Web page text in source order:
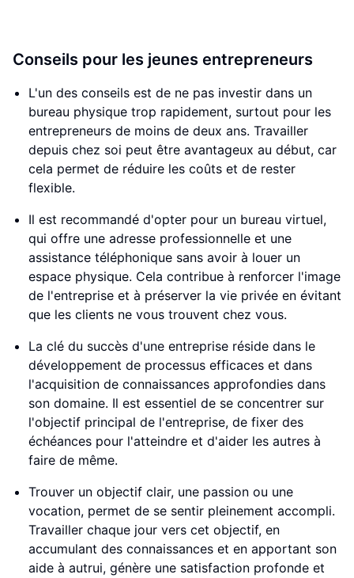
Conseils pour les jeunes entrepreneurs
L'un des conseils est de ne pas investir dans un
bureau physique trop rapidement, surtout pour les
entrepreneurs de moins de deux ans. Travailler
depuis chez soi peut être avantageux au début, car
cela permet de réduire les coûts et de rester
flexible.
Il est recommandé d'opter pour un bureau virtuel,
qui offre une adresse professionnelle et une
assistance téléphonique sans avoir à louer un
espace physique. Cela contribue à renforcer l'image
de l'entreprise et à préserver la vie privée en évitant
que les clients ne vous trouvent chez vous.
La clé du succès d'une entreprise réside dans le
développement de processus efficaces et dans
l'acquisition de connaissances approfondies dans
son domaine. Il est essentiel de se concentrer sur
l'objectif principal de l'entreprise, de fixer des
échéances pour l'atteindre et d'aider les autres à
faire de même.
Trouver un objectif clair, une passion ou une
vocation, permet de se sentir pleinement accompli.
Travailler chaque jour vers cet objectif, en
accumulant des connaissances et en apportant son
aide à autrui, génère une satisfaction profonde et